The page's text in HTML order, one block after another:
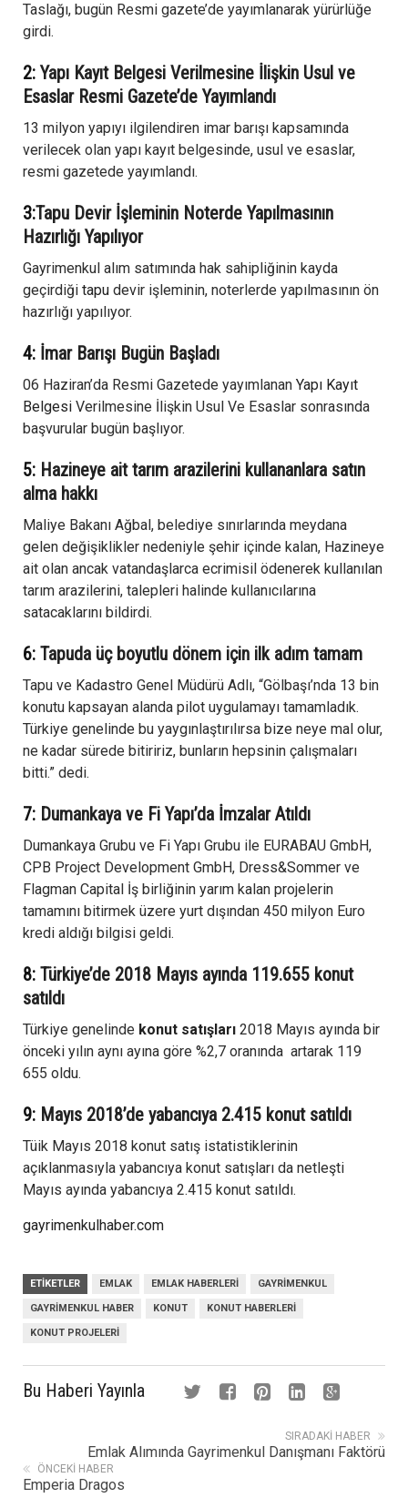
Taslağı, bugün Resmi gazete’de yayımlanarak yürürlüğe
girdi.
2: Yapı Kayıt Belgesi Verilmesine İlişkin Usul ve
Esaslar Resmi Gazete’de Yayımlandı
13 milyon yapıyı ilgilendiren imar barışı kapsamında
verilecek olan yapı kayıt belgesinde, usul ve esaslar,
resmi gazetede yayımlandı.
3:Tapu Devir İşleminin Noterde Yapılmasının
Hazırlığı Yapılıyor
Gayrimenkul alım satımında hak sahipliğinin kayda
geçirdiği tapu devir işleminin, noterlerde yapılmasının ön
hazırlığı yapılıyor.
4: İmar Barışı Bugün Başladı
06 Haziran’da Resmi Gazetede yayımlanan Yapı Kayıt
Belgesi Verilmesine İlişkin Usul Ve Esaslar sonrasında
başvurular bugün başlıyor.
5: Hazineye ait tarım arazilerini kullananlara satın
alma hakkı
Maliye Bakanı Ağbal, belediye sınırlarında meydana
gelen değişiklikler nedeniyle şehir içinde kalan, Hazineye
ait olan ancak vatandaşlarca ecrimisil ödenerek kullanılan
tarım arazilerini, talepleri halinde kullanıcılarına
satacaklarını bildirdi.
6: Tapuda üç boyutlu dönem için ilk adım tamam
Tapu ve Kadastro Genel Müdürü Adlı, “Gölbaşı’nda 13 bin
konutu kapsayan alanda pilot uygulamayı tamamladık.
Türkiye genelinde bu yaygınlaştırılırsa bize neye mal olur,
ne kadar sürede bitiririz, bunların hepsinin çalışmaları
bitti.” dedi.
7: Dumankaya ve Fi Yapı’da İmzalar Atıldı
Dumankaya Grubu ve Fi Yapı Grubu ile EURABAU GmbH,
CPB Project Development GmbH, Dress&Sommer ve
Flagman Capital İş birliğinin yarım kalan projelerin
tamamını bitirmek üzere yurt dışından 450 milyon Euro
kredi aldığı bilgisi geldi.
8: Türkiye’de 2018 Mayıs ayında 119.655 konut
satıldı
Türkiye genelinde konut satışları 2018 Mayıs ayında bir
önceki yılın aynı ayına göre %2,7 oranında artarak 119
655 oldu.
9: Mayıs 2018’de yabancıya 2.415 konut satıldı
Tüik Mayıs 2018 konut satış istatistiklerinin
açıklanmasıyla yabancıya konut satışları da netleşti
Mayıs ayında yabancıya 2.415 konut satıldı.
gayrimenkulhaber.com
ETIKETLER EMLAK EMLAK HABERLERI GAYRIMENKUL
GAYRIMENKUL HABER KONUT KONUT HABERLERI
KONUT PROJELERI
Bu Haberi Yayınla
SIRADAKI HABER
Emlak Alımında Gayrimenkul Danışmanı Faktörü
ÖNCEKI HABER
Emperia Dragos